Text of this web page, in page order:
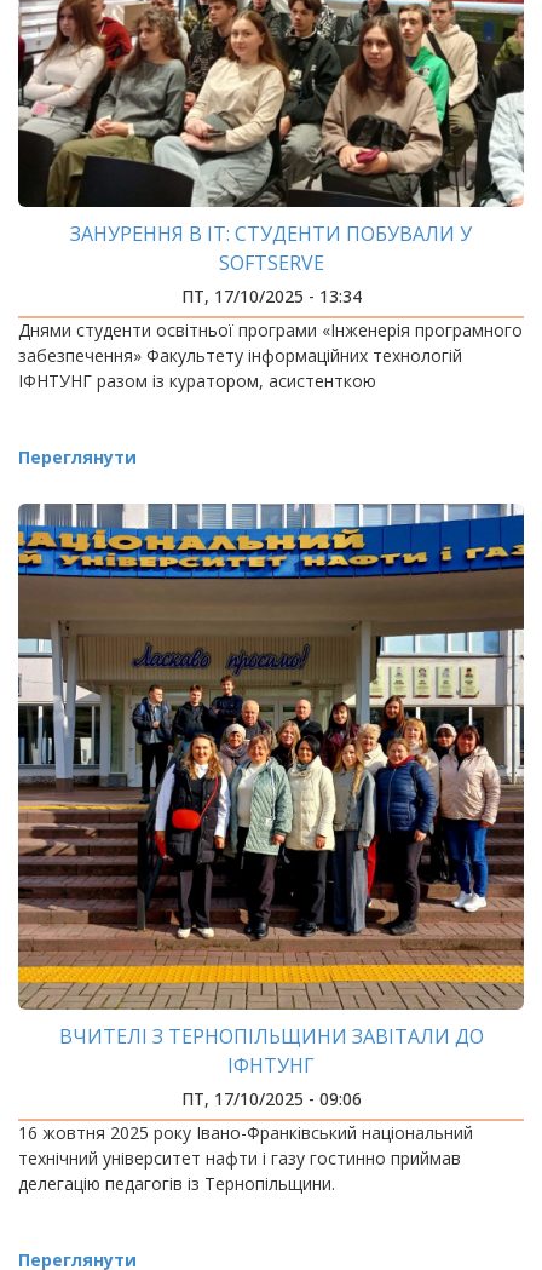
ЗАНУРЕННЯ В ІТ: СТУДЕНТИ ПОБУВАЛИ У
SOFTSERVE
ПТ, 17/10/2025 - 13:34
Днями студенти освітньої програми «Інженерія програмного
забезпечення» Факультету інформаційних технологій
ІФНТУНГ разом із куратором, асистенткою
Переглянути
ВЧИТЕЛІ З ТЕРНОПІЛЬЩИНИ ЗАВІТАЛИ ДО
ІФНТУНГ
ПТ, 17/10/2025 - 09:06
16 жовтня 2025 року Івано-Франківський національний
технічний університет нафти і газу гостинно приймав
делегацію педагогів із Тернопільщини.
Переглянути